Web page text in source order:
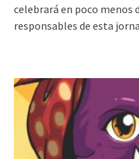
celebrará en poco menos
responsables de esta